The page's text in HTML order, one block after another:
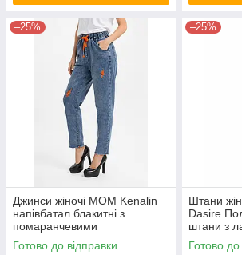
–25%
Джинси жіночі МОМ Kenalin
напівбатал блакитні з
помаранчевими
потертостями та шнурком 28
Готово до відправки
–25%
Штани
Dasire
штани з
Готово до